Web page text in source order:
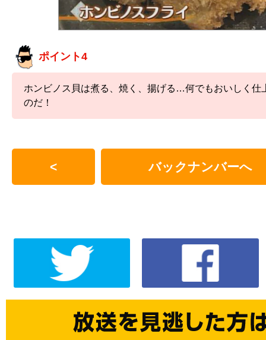
ポイント4
ホンビノス貝は煮る、焼く、揚げる…何でもおいしく仕
のだ！
< バックナンバーへ